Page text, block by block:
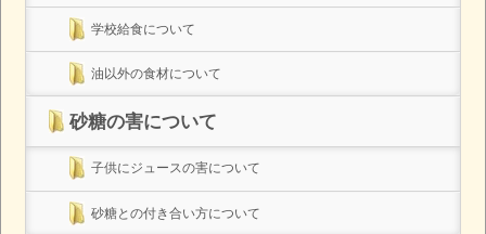
学校給食について
油以外の食材について
砂糖の害について
子供にジュースの害について
砂糖との付き合い方について